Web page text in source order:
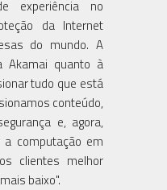
experiência no
da Internet
do mundo. A
Akamai quanto à
tudo que está
conteúdo,
e, agora,
a computação em
clientes melhor
baixo".